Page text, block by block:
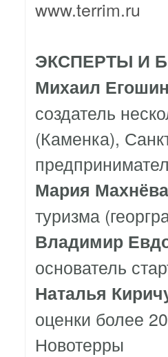
www.terrim.ru
ЭКСПЕРТЫ И
Михаил
создатель
(Каменка),
Мария
туризма
Владимир
основатель
Наталья
оценки более
Новотерры